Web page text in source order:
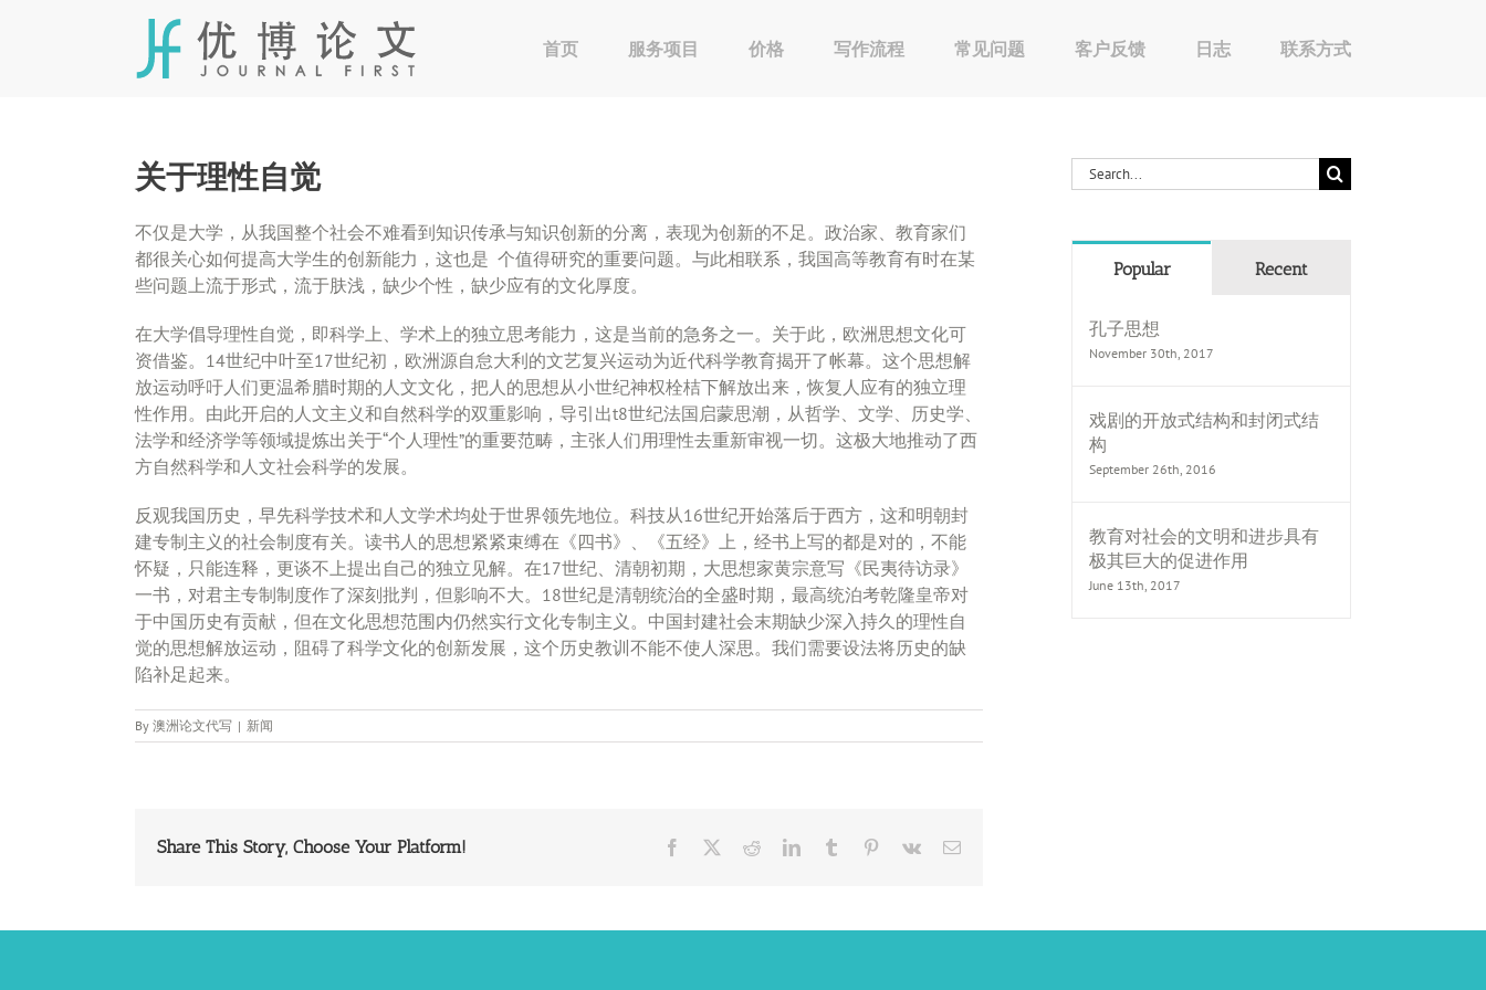
首页 服务项目 价格 写作流程 常见问题 客户反馈 日志 联系方式
关于理性自觉
不仅是大学，从我国整个社会不难看到知识传承与知识创新的分离，表现为创新的不足。政治家、教育家们
都很关心如何提高大学生的创新能力，这也是 个值得研究的重要问题。与此相联系，我国高等教育有时在某
些问题上流于形式，流于肤浅，缺少个性，缺少应有的文化厚度。
在大学倡导理性自觉，即科学上、学术上的独立思考能力，这是当前的急务之一。关于此，欧洲思想文化可
资借鉴。14世纪中叶至17世纪初，欧洲源自怠大利的文艺复兴运动为近代科学教育揭开了帐幕。这个思想解
放运动呼吁人们更温希腊时期的人文文化，把人的思想从小世纪神权栓桔下解放出来，恢复人应有的独立理
性作用。由此开启的人文主义和自然科学的双重影响，导引出t8世纪法国启蒙思潮，从哲学、文学、历史学、
法学和经济学等领域提炼出关于“个人理性”的重要范畴，主张人们用理性去重新审视一切。这极大地推动了西
方自然科学和人文社会科学的发展。
反观我国历史，早先科学技术和人文学术均处于世界领先地位。科技从16世纪开始落后于西方，这和明朝封
建专制主义的社会制度有关。读书人的思想紧紧束缚在《四书》、《五经》上，经书上写的都是对的，不能
怀疑，只能连释，更谈不上提出自己的独立见解。在17世纪、清朝初期，大思想家黄宗意写《民夷待访录》
一书，对君主专制制度作了深刻批判，但影响不大。18世纪是清朝统治的全盛时期，最高统泊考乾隆皇帝对
于中国历史有贡献，但在文化思想范围内仍然实行文化专制主义。中国封建社会末期缺少深入持久的理性自
觉的思想解放运动，阻碍了科学文化的创新发展，这个历史教训不能不使人深思。我们需要设法将历史的缺
陷补足起来。
By 澳洲论文代写 | 新闻
Share This Story, Choose Your Platform! Facebook RedditLinkedInTumblr Pinterest
Vk Email
Search
for:
Popular Recent
孔子思想
November 30th, 2017
戏剧的开放式结构和封闭式结
构
September 26th, 2016
教育对社会的文明和进步具有
极其巨大的促进作用
June 13th, 2017